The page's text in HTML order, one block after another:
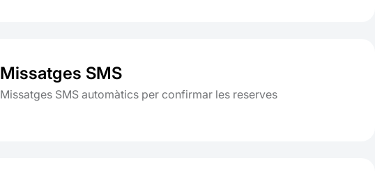
Missatges SMS
Missatges SMS automàtics per confirmar les reserves